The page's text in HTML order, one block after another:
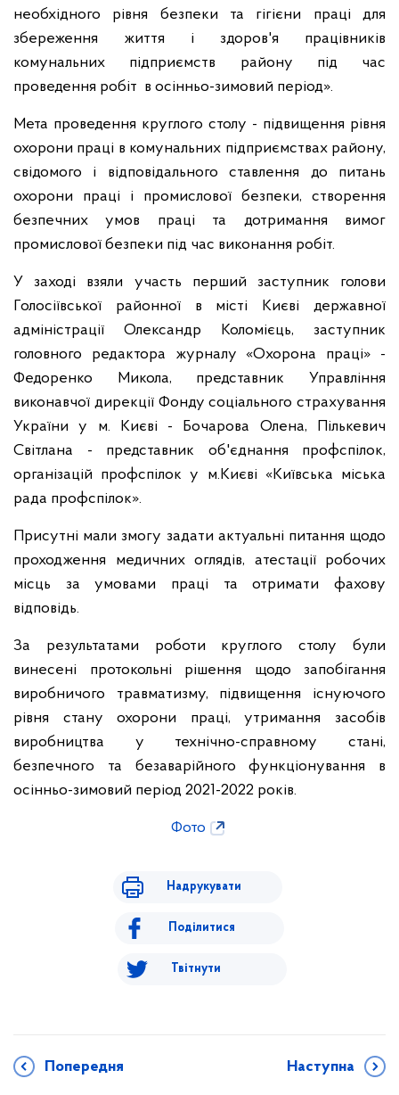
необхідного рівня безпеки та гігієни праці для
збереження життя і здоров'я працівників
комунальних підприємств району під час
проведення робіт в осінньо-зимовий період».
Мета проведення круглого столу - підвищення рівня
охорони праці в комунальних підприємствах району,
свідомого і відповідального ставлення до питань
охорони праці і промислової безпеки, створення
безпечних умов праці та дотримання вимог
промислової безпеки під час виконання робіт.
У заході взяли участь перший заступник голови
Голосіївської районної в місті Києві державної
адміністрації Олександр Коломієць, заступник
головного редактора журналу «Охорона праці» -
Федоренко Микола, представник Управління
виконавчої дирекції Фонду соціального страхування
України у м. Києві - Бочарова Олена, Пількевич
Світлана - представник об'єднання профспілок,
організацій профспілок у м.Києві «Київська міська
рада профспілок».
Присутні мали змогу задати актуальні питання щодо
проходження медичних оглядів, атестації робочих
місць за умовами праці та отримати фахову
відповідь.
За результатами роботи круглого столу були
винесені протокольні рішення щодо запобігання
виробничого травматизму, підвищення існуючого
рівня стану охорони праці, утримання засобів
виробництва у технічно-справному стані,
безпечного та безаварійного функціонування в
осінньо-зимовий період 2021-2022 років.
Фото
Надрукувати
Поділитися
Твітнути
Попередня Наступна